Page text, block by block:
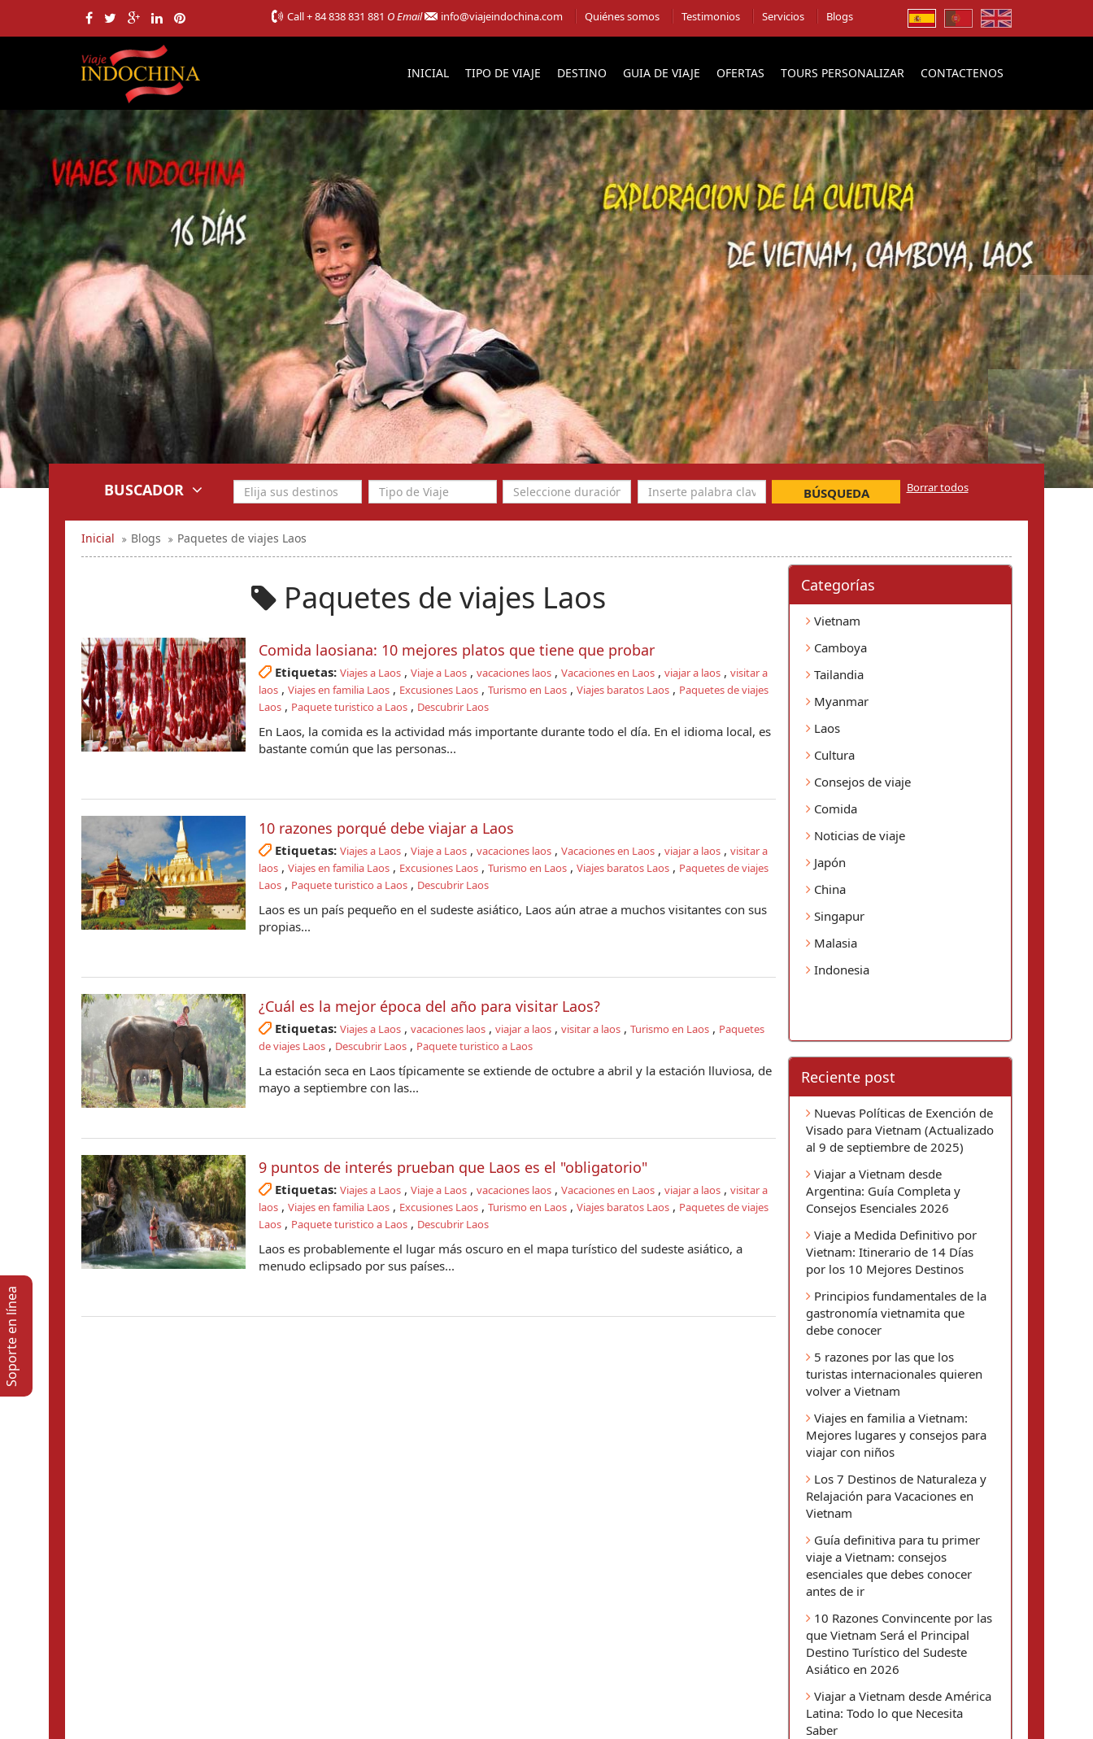
Call+ 84 838 831 881 O Email info@viajeindochina.com Quiénes somos Testimonios Servicios Blogs
INICIAL TIPO DE VIAJE DESTINO GUIA DE VIAJE OFERTAS TOURS PERSONALIZAR CONTACTENOS
BUSCADOR BÚSQUEDA Borrar todos
Inicial Blogs Paquetes de viajes Laos
Paquetes de viajes Laos
Comida laosiana: 10 mejores platos que tiene que probar
Etiquetas: Viajes a Laos, Viaje a Laos, vacaciones laos, Vacaciones en Laos, viajar a laos, visitar a
laos, Viajes en familia Laos, Excusiones Laos, Turismo en Laos, Viajes baratos Laos, Paquetes de viajes
Laos, Paquete turistico a Laos, Descubrir Laos
En Laos, la comida es la actividad más importante durante todo el día. En el idioma local, es
bastante común que las personas...
10 razones porqué debe viajar a Laos
Etiquetas: Viajes a Laos, Viaje a Laos, vacaciones laos, Vacaciones en Laos, viajar a laos, visitar a
laos, Viajes en familia Laos, Excusiones Laos, Turismo en Laos, Viajes baratos Laos, Paquetes de viajes
Laos, Paquete turistico a Laos, Descubrir Laos
Laos es un país pequeño en el sudeste asiático, Laos aún atrae a muchos visitantes con sus
propias...
¿Cuál es la mejor época del año para visitar Laos?
Etiquetas: Viajes a Laos, vacaciones laos, viajar a laos, visitar a laos, Turismo en Laos, Paquetes
de viajes Laos, Descubrir Laos, Paquete turistico a Laos
La estación seca en Laos típicamente se extiende de octubre a abril y la estación lluviosa, de
mayo a septiembre con las...
9 puntos de interés prueban que Laos es el "obligatorio"
Etiquetas: Viajes a Laos, Viaje a Laos, vacaciones laos, Vacaciones en Laos, viajar a laos, visitar a
laos, Viajes en familia Laos, Excusiones Laos, Turismo en Laos, Viajes baratos Laos, Paquetes de viajes
Laos, Paquete turistico a Laos, Descubrir Laos
Laos es probablemente el lugar más oscuro en el mapa turístico del sudeste asiático, a
menudo eclipsado por sus países...
Categorí­as
Vietnam
Camboya
Tailandia
Myanmar
Laos
Cultura
Consejos de viaje
Comida
Noticias de viaje
Japón
China
Singapur
Malasia
Indonesia
Reciente post
Nuevas Políticas de Exención de
Visado para Vietnam (Actualizado
al 9 de septiembre de 2025)
Viajar a Vietnam desde
Argentina: Guía Completa y
Consejos Esenciales 2026
Viaje a Medida Definitivo por
Vietnam: Itinerario de 14 Días
por los 10 Mejores Destinos
Principios fundamentales de la
gastronomía vietnamita que
debe conocer
5 razones por las que los
turistas internacionales quieren
volver a Vietnam
Viajes en familia a Vietnam:
Mejores lugares y consejos para
viajar con niños
Los 7 Destinos de Naturaleza y
Relajación para Vacaciones en
Vietnam
Guía definitiva para tu primer
viaje a Vietnam: consejos
esenciales que debes conocer
antes de ir
10 Razones Convincente por las
que Vietnam Será el Principal
Destino Turístico del Sudeste
Asiático en 2026
Viajar a Vietnam desde América
Latina: Todo lo que Necesita
Saber
Soporte en lí­nea